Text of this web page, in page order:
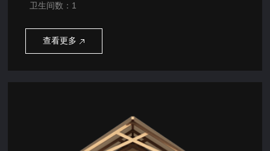
卫生间数：1
查看更多